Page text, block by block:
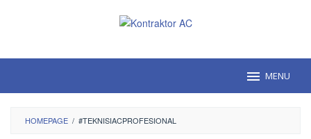
MENU
HOMEPAGE / #TEKNISIACPROFESIONAL